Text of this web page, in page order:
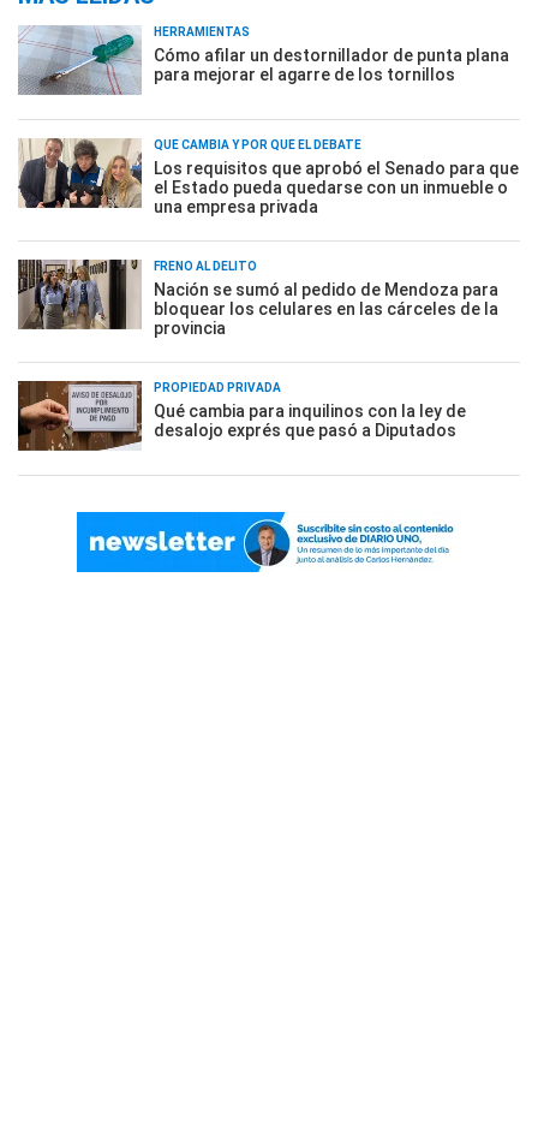
HERRAMIENTAS
Cómo afilar un destornillador de punta plana
para mejorar el agarre de los tornillos
QUÉ CAMBIA Y POR QUÉ EL DEBATE
Los requisitos que aprobó el Senado para que
el Estado pueda quedarse con un inmueble o
una empresa privada
FRENO AL DELITO
Nación se sumó al pedido de Mendoza para
bloquear los celulares en las cárceles de la
provincia
PROPIEDAD PRIVADA
Qué cambia para inquilinos con la ley de
desalojo exprés que pasó a Diputados